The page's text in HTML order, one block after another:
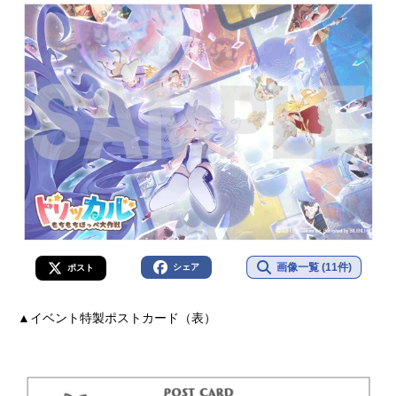
ポスト シェア 画像一覧 (11件)
▲イベント特製ポストカード（表）